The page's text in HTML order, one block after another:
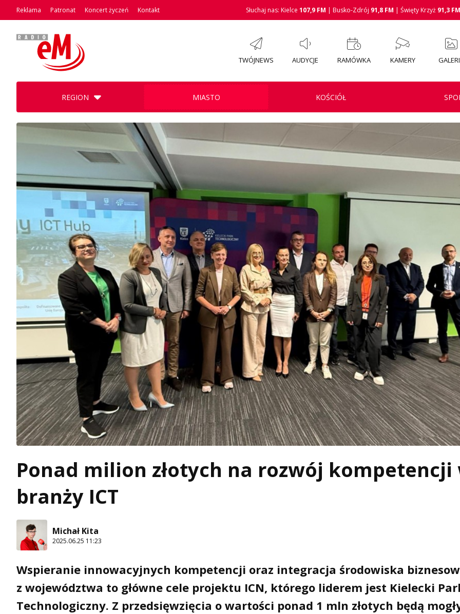
Reklama Patronat Koncert życzeń Kontakt Słuchaj nas: Kielce 107,9 FM | Busko-Zdrój 91,8 FM | Święty Krzyż 91,3 FM
TWÓJNEWS AUDYCJE RAMÓWKA KAMERY
REGION MIASTO KOŚCIÓŁ
Ponad milion złotych na rozwój kompetencji
branży ICT
Michał Kita
2025.06.25 11:23
Wspieranie innowacyjnych kompetencji oraz integracja środowiska
z województwa to główne cele projektu ICN, którego liderem jest Kielecki
Technologiczny. Z przedsięwzięcia o wartości ponad 1 mln złotych będą